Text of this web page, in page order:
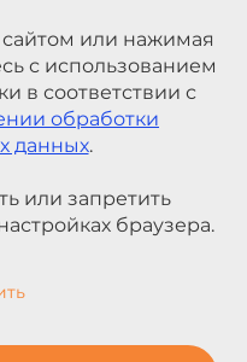
или нажимая
с использованием
в соответствии с
обработки
данных.
или запретить
браузера.